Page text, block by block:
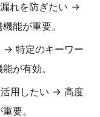
れを防ぎたい →
能が重要。
→ 特定のキーワー
が有効。
用したい → 高度
要。